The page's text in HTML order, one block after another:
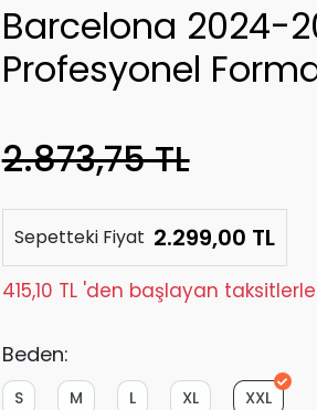
Barcelona 2024-
Profesyonel
2.873,75 TL
Sepetteki Fiyat 2.299,00 TL
415,10 TL 'den başlayan taksitlerle
Beden:
XXL
XL
L
M
S